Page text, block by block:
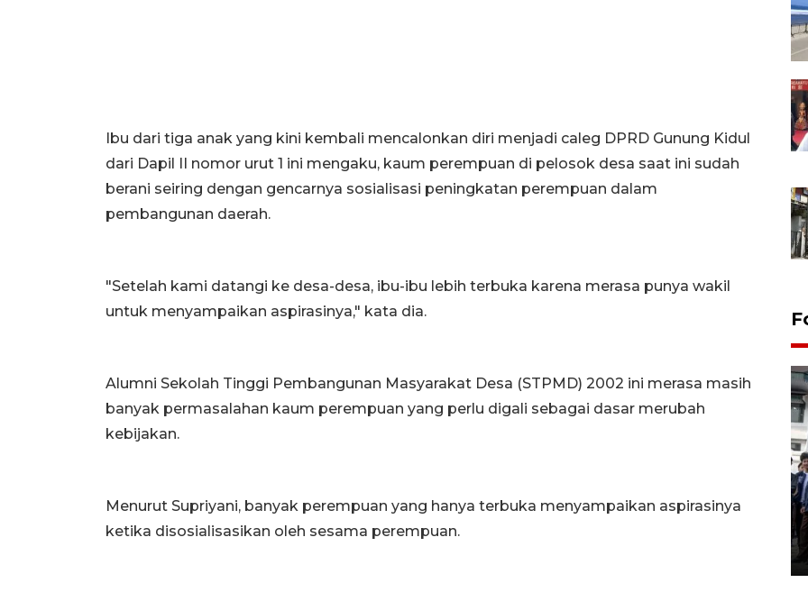
Ibu dari tiga anak yang kini kembali mencalonkan diri menjadi caleg DPRD Gunung Kidul
dari Dapil II nomor urut 1 ini mengaku, kaum perempuan di pelosok desa saat ini sudah
berani seiring dengan gencarnya sosialisasi peningkatan perempuan dalam
pembangunan daerah.
"Setelah kami datangi ke desa-desa, ibu-ibu lebih terbuka karena merasa punya wakil
untuk menyampaikan aspirasinya," kata dia.
Alumni Sekolah Tinggi Pembangunan Masyarakat Desa (STPMD) 2002 ini merasa masih
banyak permasalahan kaum perempuan yang perlu digali sebagai dasar merubah
kebijakan.
Menurut Supriyani, banyak perempuan yang hanya terbuka menyampaikan aspirasinya
ketika disosialisasikan oleh sesama perempuan.
perkuat sinergi dengan